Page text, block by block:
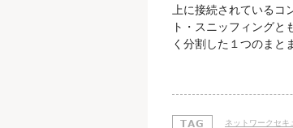
上に接続されている
ト・スニッフィングと
く分割した１つのまと
めなのですが、 この
撃者は、ネットワーク
ネットワークセキ